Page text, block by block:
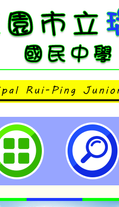
源中心(武陵高
優學生家長親職
慧的孩子」歡迎